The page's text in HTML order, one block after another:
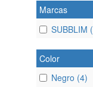
Marcas
SUBBLIM
Color
Negro (4)